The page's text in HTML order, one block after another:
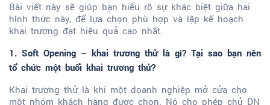
Bài viết này sẽ giúp bạn hiểu rõ sự khác biệt giữa hai
hình thức này, để lựa chọn phù hợp và lập kế hoạch
khai trương đạt hiệu quả cao nhất.
1. Soft Opening – khai trương thử là gì? Tại sao bạn nên
tổ chức một buổi khai trương thử?
Khai trương thử là khi một doanh nghiệp mở cửa cho
một nhóm khách hàng được chọn. Nó cho phép chủ DN